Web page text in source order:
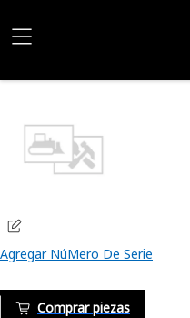
Agregar NúMero De Serie
Comprar piezas